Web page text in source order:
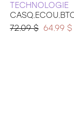
TECHNOLOGIE
72.09 $ 64.99 $